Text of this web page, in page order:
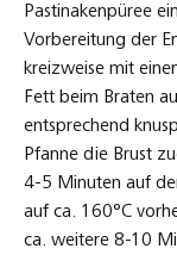
Pastinakenpüree
Vorbereitung der
kreizweise mit
Fett beim Braten
entsprechend
Pfanne die Brust
4-5 Minuten auf
auf ca. 160°C
ca. weitere 8-10